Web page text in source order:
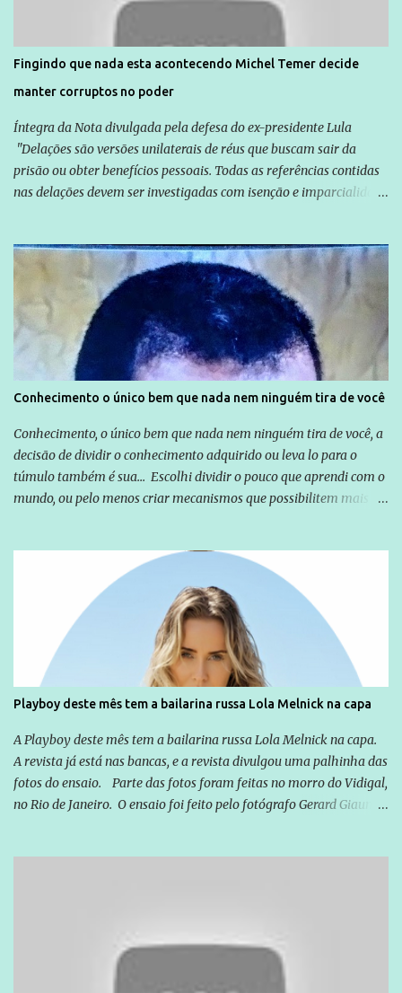
são vítimas de violência, estão em situação de risco ou têm seus
direitos violados. Leia mais: Anistia Internacional cobra do Brasil
solução do caso Amarildo - Terra Brasil
Fingindo que nada esta acontecendo Michel Temer decide
manter corruptos no poder
Íntegra da Nota divulgada pela defesa do ex-presidente Lula
"Delações são versões unilaterais de réus que buscam sair da
prisão ou obter benefícios pessoais. Todas as referências contidas
nas delações devem ser investigadas com isenção e imparcialidade
Globo manteve com o Grupo Odebrecht, citada na delação de
Emílio Odebrecht. Lula sempre atuou para promover o Brasil no
exterior, e não para promover determinadas empresas ou
empresários" Assina a nota o advogado Cristiano Zanin Martins
Conhecimento o único bem que nada nem ninguém tira de você
Conhecimento, o único bem que nada nem ninguém tira de você, a
decisão de dividir o conhecimento adquirido ou leva lo para o
túmulo também é sua... Escolhi dividir o pouco que aprendi com o
mundo, ou pelo menos criar mecanismos que possibilitem mais e
empreendedor da comunicação, que além de informação
cotidiana, corriqueira e cada vez mais preocupantes, do tipo que
você já esta acostumado a ver neste espaço, vou trabalhar a ideia
que possibilite distribuir não só informações, mas que gere de
forma consistente a riqueza do conhecimento... Exemplo: o
cidadão brasileiro não precisa só ser informado sobre operações
da Lava Jato, Reformas que podem retirar ou não direitos, ou
quem vai ser preso ou não; é preciso levar até as pessoas, do mais
simples ao mais burguês, o que diz a nossa Constituição, quais são
seus direitos e deveres em ...
Playboy deste mês tem a bailarina russa Lola Melnick na capa
A Playboy deste mês tem a bailarina russa Lola Melnick na capa.
A revista já está nas bancas, e a revista divulgou uma palhinha das
fotos do ensaio. Parte das fotos foram feitas no morro do Vidigal,
no Rio de Janeiro. O ensaio foi feito pelo fotógrafo Gerard Giaume